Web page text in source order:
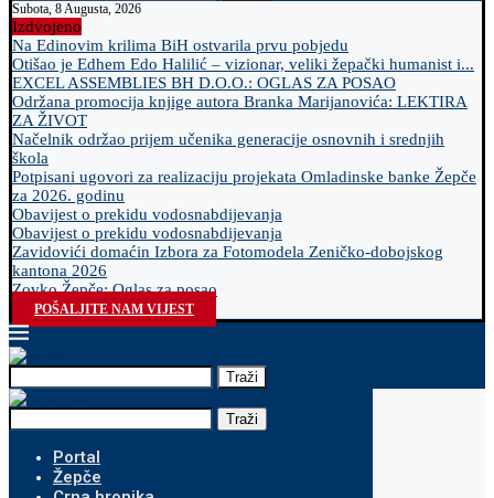
Subota, 8 Augusta, 2026
Izdvojeno
Na Edinovim krilima BiH ostvarila prvu pobjedu
Otišao je Edhem Edo Halilić – vizionar, veliki žepački humanist i...
EXCEL ASSEMBLIES BH D.O.O.: OGLAS ZA POSAO
Održana promocija knjige autora Branka Marijanovića: LEKTIRA
ZA ŽIVOT
Načelnik održao prijem učenika generacije osnovnih i srednjih
škola
Potpisani ugovori za realizaciju projekata Omladinske banke Žepče
za 2026. godinu
Obavijest o prekidu vodosnabdijevanja
Obavijest o prekidu vodosnabdijevanja
Zavidovići domaćin Izbora za Fotomodela Zeničko-dobojskog
kantona 2026
Zovko Žepče: Oglas za posao
POŠALJITE NAM VIJEST
Traži
Traži
Portal
Žepče